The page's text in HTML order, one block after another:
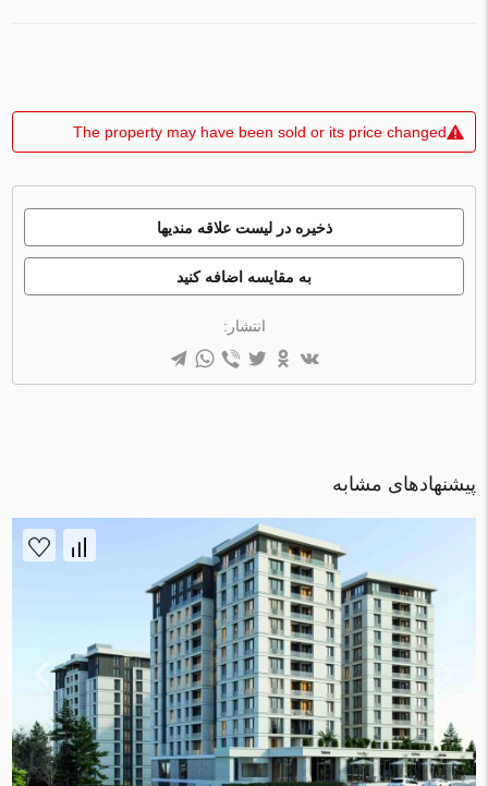
The property may have been sold or its price changed
ذخیره در لیست علاقه مندیها
به مقایسه اضافه کنید
انتشار:
پیشنهادهای مشابه